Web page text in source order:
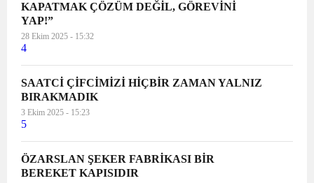
KAPATMAK ÇÖZÜM DEĞİL, GÖREVİNİ
YAP!”
28 Ekim 2025 - 15:32
4
SAATCİ ÇİFCİMİZİ HİÇBİR ZAMAN YALNIZ
BIRAKMADIK
3 Ekim 2025 - 15:23
5
ÖZARSLAN ŞEKER FABRİKASI BİR
BEREKET KAPISIDIR